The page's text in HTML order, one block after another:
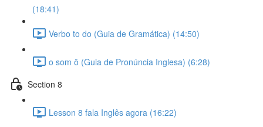
(18:41)
Verbo to do (Guia de Gramática) (14:50)
o som ô (Guia de Pronúncia Inglesa) (6:28)
Section 8
Lesson 8 fala Inglês agora (16:22)